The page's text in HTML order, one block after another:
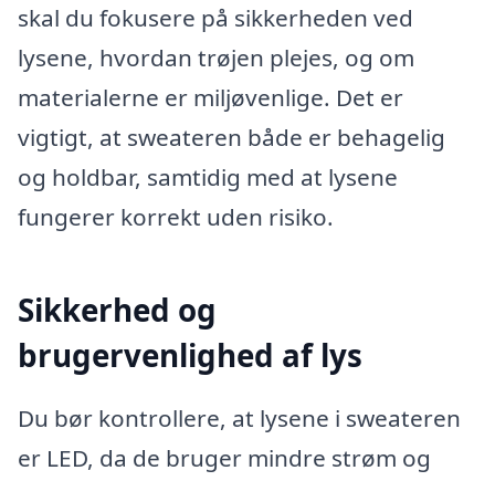
skal du fokusere på sikkerheden ved
lysene, hvordan trøjen plejes, og om
materialerne er miljøvenlige. Det er
vigtigt, at sweateren både er behagelig
og holdbar, samtidig med at lysene
fungerer korrekt uden risiko.
Sikkerhed og
brugervenlighed af lys
Du bør kontrollere, at lysene i sweateren
er LED, da de bruger mindre strøm og